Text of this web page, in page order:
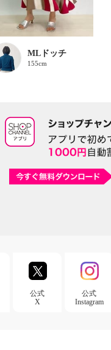
MLドッチ
155cm
公式
X
公式
Instagram